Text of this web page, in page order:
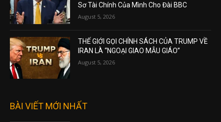
Sơ Tài Chính Của Mình Cho Đài BBC
August 5, 2026
THẾ GIỚI GỌI CHÍNH SÁCH CỦA TRUMP VỀ
IRAN LÀ “NGOẠI GIAO MẪU GIÁO”
August 5, 2026
BÀI VIẾT MỚI NHẤT